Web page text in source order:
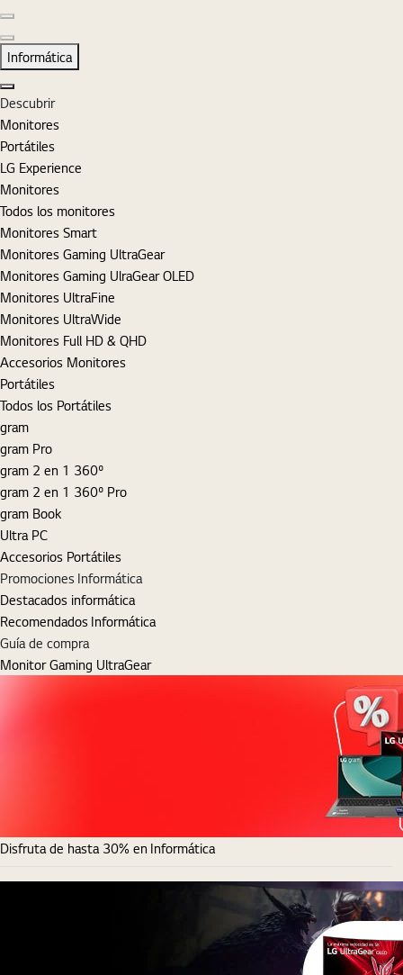
Diapositiva siguiente
Informática
Cerrar
Descubrir
Monitores
Portátiles
LG Experience
Monitores
Todos los monitores
Monitores Smart
Monitores Gaming UltraGear
Monitores Gaming UlraGear OLED
Monitores UltraFine
Monitores UltraWide
Monitores Full HD & QHD
Accesorios Monitores
Portátiles
Todos los Portátiles
gram
gram Pro
gram 2 en 1 360º
gram 2 en 1 360º Pro
gram Book
Ultra PC
Accesorios Portátiles
Promociones Informática
Destacados informática
Recomendados Informática
Guía de compra
Monitor Gaming UltraGear
Disfruta de hasta 30% en Informática